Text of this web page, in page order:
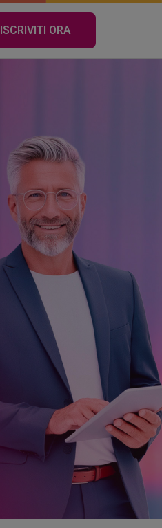
ISCRIVITI ORA
DOMUSWEEK
2026